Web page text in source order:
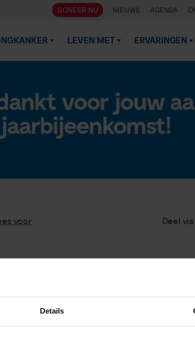
Details
DONEER NU NIEUWS AGENDA
LEVEN MET ERVARINGEN
voor jouw
voor Deel via
Bedankt voor jouw aanmelding
Longkanker. We zien je graag op
het Meander Medisch Centrum in